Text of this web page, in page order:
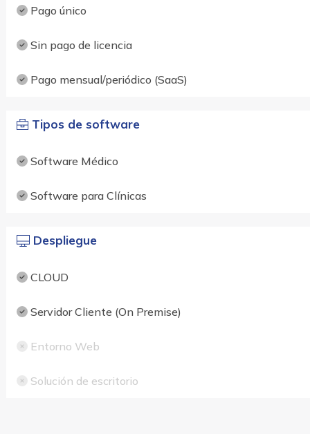
Pago único
Sin pago de licencia
Pago mensual/periódico (SaaS)
Tipos de software
Software Médico
Software para Clínicas
Despliegue
CLOUD
Servidor Cliente (On Premise)
Entorno Web
Solución de escritorio